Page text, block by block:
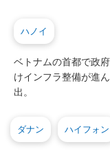
ハノイ
ベトナムの首都で政
けインフラ整備が進
出。
ダナン ハイフォン